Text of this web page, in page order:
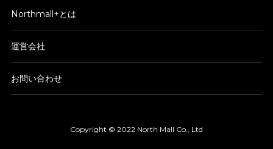
Northmall+とは
運営会社
お問い合わせ
Copyright © 2022 North Mall Co., Ltd